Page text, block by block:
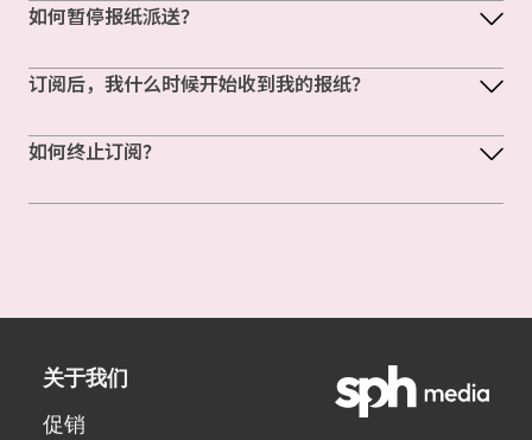
如何暂停报纸派送？
订阅后，我什么时候开始收到我的报纸？
如何终止订阅？
关于我们
促销